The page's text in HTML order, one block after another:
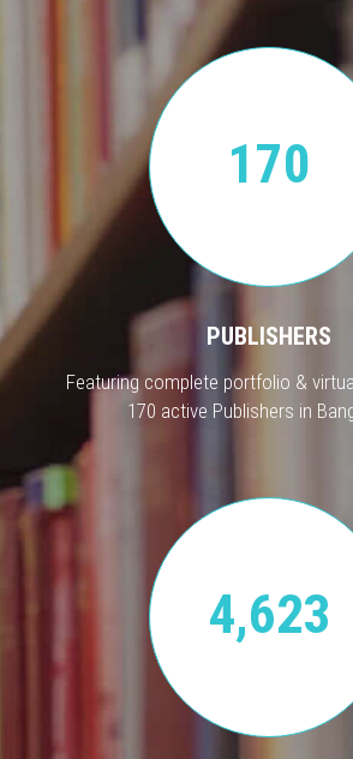
170
PUBLISHERS
Featuring complete portfolio &
170 active Publishers in
4,623